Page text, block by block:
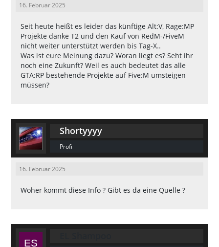
16. Februar 2025
Seit heute heißt es leider das künftige Alt:V, Rage:MP
Projekte danke T2 und den Kauf von RedM-/FiveM
nicht weiter unterstützt werden bis Tag-X..
Was ist eure Meinung dazu? Woran liegt es? Seht ihr
noch eine Zukunft? Weil es auch bedeutet das alle
GTA:RP bestehende Projekte auf Five:M umsteigen
müssen?
Shortyyyy
Profi
16. Februar 2025
Woher kommt diese Info ? Gibt es da eine Quelle ?